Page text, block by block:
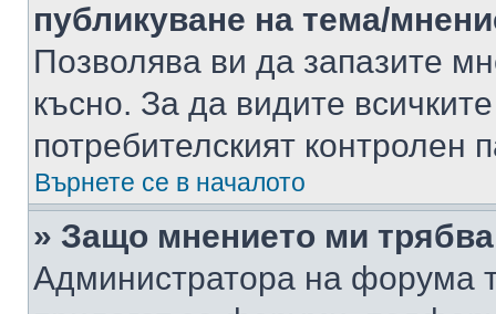
публикуване на тема/
Позволява ви да запазите
късно. За да видите
потребителският контролен
Върнете се в началото
» Защо мнението ми
Администратора на форума